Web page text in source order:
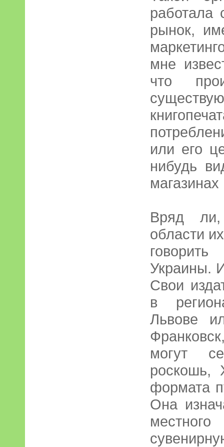
работала
рынок,
мне
что
или его
нибудь
Вряд
области
Украины.
Свои
в
Львове
могут
роскошь,
формата
Она